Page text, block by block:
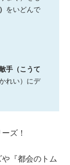
をいどんで
手（こうて
れい）にデ
ズ！
『都会のトム